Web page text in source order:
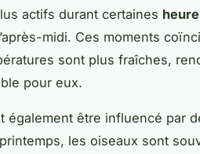
actifs durant certaines
midi. Ces moments
sont plus fraîches,
pour eux.
également être influencé par
les oiseaux sont